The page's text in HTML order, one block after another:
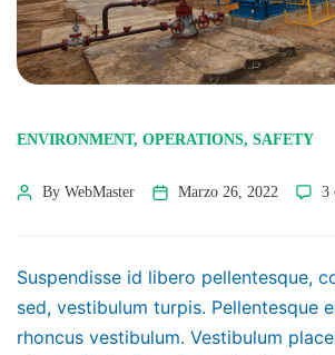
ENVIRONMENT, OPERATIONS, SAFETY
By WebMaster Marzo 26, 2022 3
Suspendisse id libero pellentesque,
sed, vestibulum turpis. Pellentesque
rhoncus vestibulum. Vestibulum